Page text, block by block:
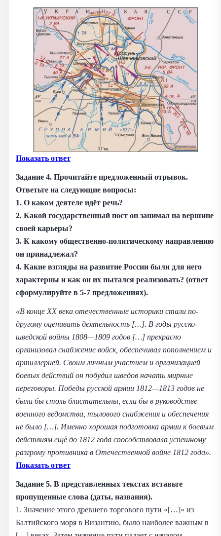
Показать ответ
Задание 4. Прочитайте предложенный отрывок.
Ответьте на следующие вопросы:
1. О каком деятеле идёт речь?
2. Какой государственный пост он занимал на вершине
своей карьеры?
3. К какому общественно-политическому направлению
он принадлежал?
4. Какие взгляды на развитие России были для него
характерны и как он их пытался реализовать? (ответ
сформулируйте в 5-7 предложениях).
«В конце XX века отечественные историки стали по-
другому оценивать деятельность […]. В годы русско-
шведской войны 1808—1809 годов […] прекрасно
организовал снабжение войск, обеспечивал пополнением и
артиллерией. Своим личным участием и организацией
боевых действий он побудил шведов начать мирные
переговоры. Победы русской армии 1812—1813 годов не
были бы столь блистательны, если бы в руководстве
военного ведомства, тылового снабжения и обеспечения
не было […]. Именно хорошая подготовка армии к боевым
действиям ещё до 1812 года способствовала успешному
разгрому противника в Отечественной войне 1812 года».
Показать ответ
Задание 5. В представленных текстах вставьте
пропущенные слова (даты, названия).
1. Значение этого древнего торгового пути «[…]» из
Балтийского моря в Византию, было наиболее важным в